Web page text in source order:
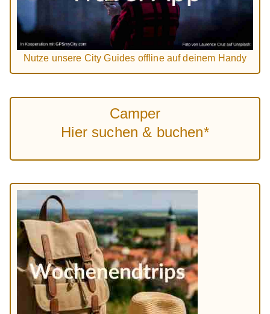
Nutze unsere City Guides offline auf deinem Handy
Camper
Hier suchen & buchen*